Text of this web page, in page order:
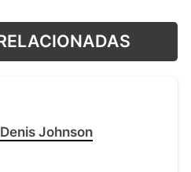
Johnson